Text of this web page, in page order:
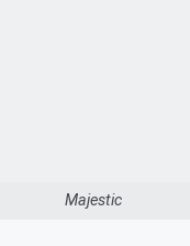
Majestic